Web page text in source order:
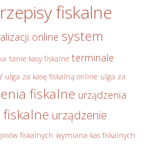
fiskalne
online system
tanie kasy fiskalne terminale
ulga za kasę fiskalną online ulga za
fiskalne urządzenia
urządzenie
fiskalnych wymiana kas fiskalnych